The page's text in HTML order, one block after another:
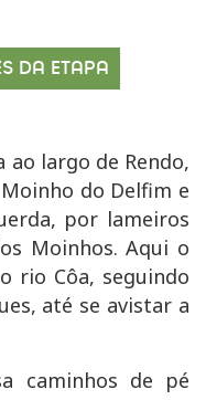
DA ETAPA
largo de Rendo,
do Delfim e
por lameiros
Moinhos. Aqui o
rio Côa, seguindo
até se avistar a
caminhos de pé